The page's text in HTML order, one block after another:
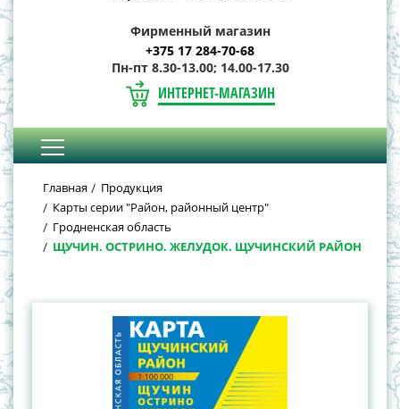
Фирменный магазин
+375 17 284-70-68
Пн-пт 8.30-13.00; 14.00-17.30
ИНТЕРНЕТ-МАГАЗИН
Главная
Продукция
Карты серии "Район, районный центр"
Гродненская область
ЩУЧИН. ОСТРИНО. ЖЕЛУДОК. ЩУЧИНСКИЙ РАЙОН